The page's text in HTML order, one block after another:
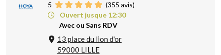
5 (355 avis)
Ouvert jusque 12:30
Avec ou Sans RDV
13 place du lion d'or
59000 LILLE